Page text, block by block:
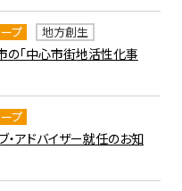
プ 地方創生
の「中心市街地活性化事
プ
アドバイザー就任のお知